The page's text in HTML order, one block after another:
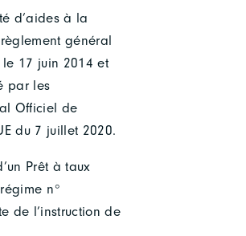
d’aides à la
général
17 juin 2014 et
par les
Officiel de
du 7 juillet 2020.
Prêt à taux
n°
de l’instruction de